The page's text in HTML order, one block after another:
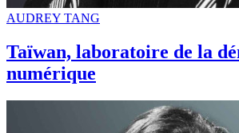
AUDREY TANG
Taïwan, laboratoire de la
numérique